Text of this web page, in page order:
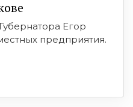
Егор
предприятия.